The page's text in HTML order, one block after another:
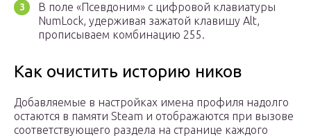
В поле «Псевдоним» с цифровой клавиатуры
NumLock, удерживая зажатой клавишу Alt,
прописываем комбинацию 255.
Как очистить историю ников
Добавляемые в настройках имена профиля надолго
остаются в памяти Steam и отображаются при вызове
соответствующего раздела на странице каждого